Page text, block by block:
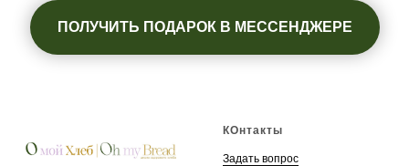
ПОЛУЧИТЬ ПОДАРОК В МЕССЕНДЖЕРЕ
КОнтакты
Задать вопрос